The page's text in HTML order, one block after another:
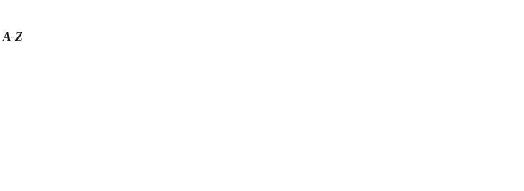
A-Z